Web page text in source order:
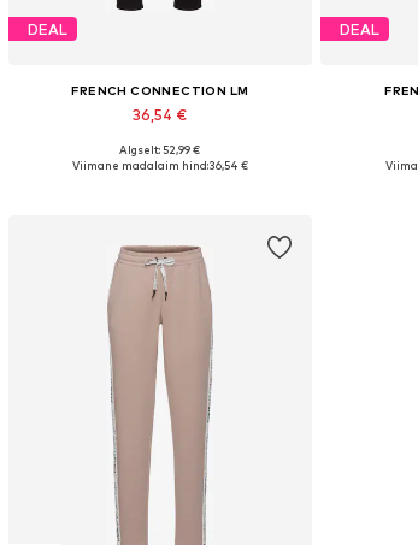
DEAL
FRENCH CONNECTION LM
36,54 €
Saadaolevad suurused: 44-46
Algselt: 52,99 €
Viimane madalaim hind:36,54 €
DEAL